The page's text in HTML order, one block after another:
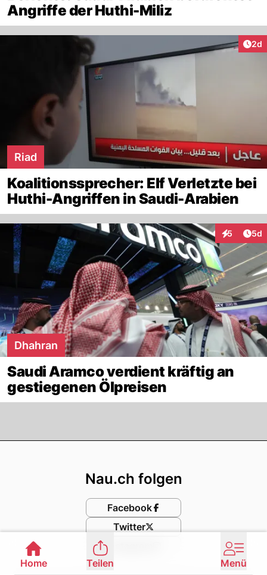
Angriffe der Huthi-Miliz
2d
Riad
Koalitionssprecher: Elf Verletzte bei
Huthi-Angriffen in Saudi-Arabien
5 5d
Dhahran
Saudi Aramco verdient kräftig an
gestiegenen Ölpreisen
Nau.ch folgen
Facebook
Twitter
Instagram
Home
Teilen Menü